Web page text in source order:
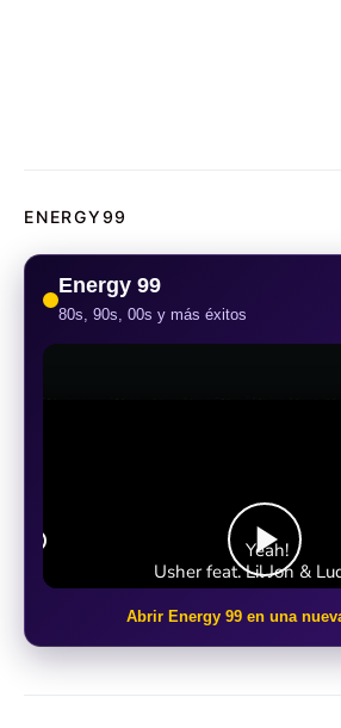
ENERGY99
Energy 99
80s, 90s, 00s y más éxitos
Abrir Energy 99 en una